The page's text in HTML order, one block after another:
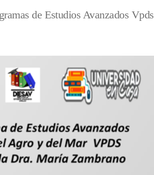
de Estudios Avanzados Vpds